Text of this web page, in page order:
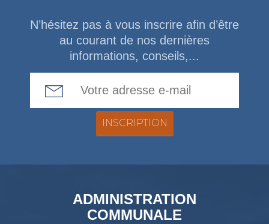
N’hésitez pas à vous inscrire afin d’être
au courant de nos dernières
informations, conseils,...
ADMINISTRATION
COMMUNALE